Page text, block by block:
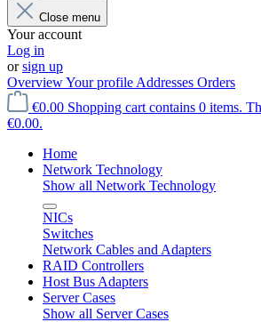
Close menu
Your account
Log in
orsign up
OverviewYour profile Addresses Orders
€0.00 Shopping cart contains 0 items.
€0.00.
Home
Network Technology
Show all Network Technology
NICs
Switches
Network Cables and Adapters
RAID Controllers
Host Bus Adapters
Server Cases
Show all Server Cases